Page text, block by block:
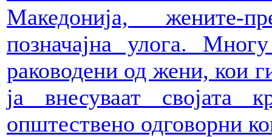
Македонија, жените-
позначајна улога.
раководени од жени, кои
ја внесуваат својата
општествено одговорни